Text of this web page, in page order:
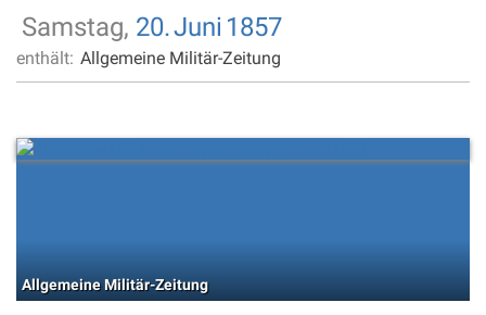
Samstag, 20.Juni 1857
enthält: Allgemeine Militär-Zeitung
Allgemeine Militär-Zeitung